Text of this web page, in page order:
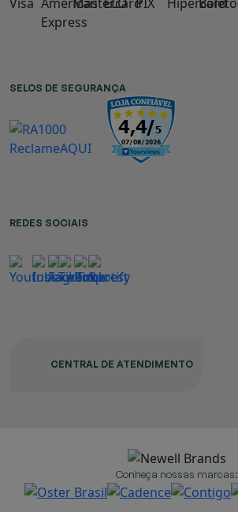
SELOS DE SEGURANÇA
REDES SOCIAIS
CENTRAL DE ATENDIMENTO
Conheça nossas marcas: